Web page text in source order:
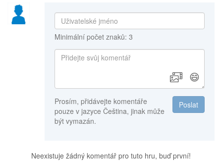
Minimální počet znaků: 3
😄
Poslat
Prosím, přidávejte komentáře
pouze v jazyce Čeština, jinak může
být vymazán.
Neexistuje žádný komentář pro tuto hru, buď první!